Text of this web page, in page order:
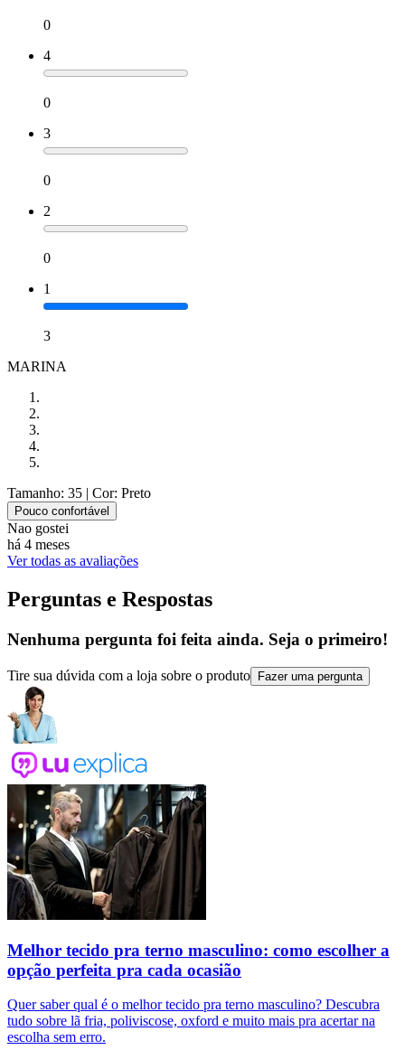
0
4
0
3
0
2
0
1
3
MARINA
Tamanho: 35 | Cor: Preto
Pouco confortável
Nao gostei
há 4 meses
Ver todas as avaliações
Perguntas e Respostas
Nenhuma pergunta foi feita ainda. Seja o primeiro!
Tire sua dúvida com a loja sobre o produto Fazer uma pergunta
Melhor tecido pra terno masculino: como escolher a
opção perfeita pra cada ocasião
Quer saber qual é o melhor tecido pra terno masculino? Descubra
tudo sobre lã fria, poliviscose, oxford e muito mais pra acertar na
escolha sem erro.